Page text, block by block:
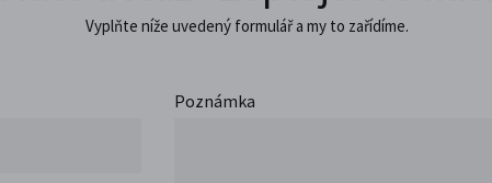
Vyplňte níže uvedený formulář a my to zařídíme.
Poznámka